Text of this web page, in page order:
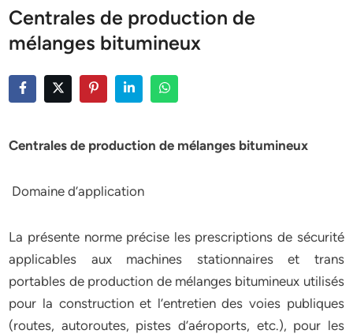
Centrales de production de
mélanges bitumineux
Centrales de production de mélanges bitumineux
Domaine d’application
La présente norme précise les prescriptions de sécurité
applicables aux machines stationnaires et trans
portables de production de mélanges bitumineux utilisés
pour la construction et l’entretien des voies publiques
(routes, autoroutes, pistes d’aéroports, etc.), pour les